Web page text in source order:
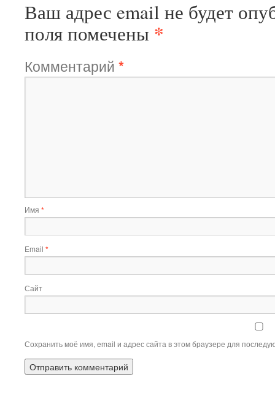
Ваш адрес email не будет
поля помечены *
Комментарий *
Имя *
Email *
Сайт
Сохранить моё имя, email и адрес сайта в этом браузере для